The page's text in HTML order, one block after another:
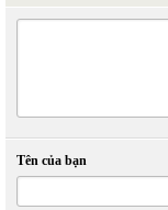
Tên của bạn